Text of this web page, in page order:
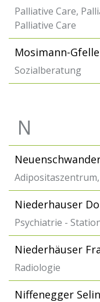
Palliative Care,
Palliative Care
Mosimann-
Sozialberatung
N
Niederhauser
Psychiatrie -
Niederhäuser
Radiologie
Niffenegger